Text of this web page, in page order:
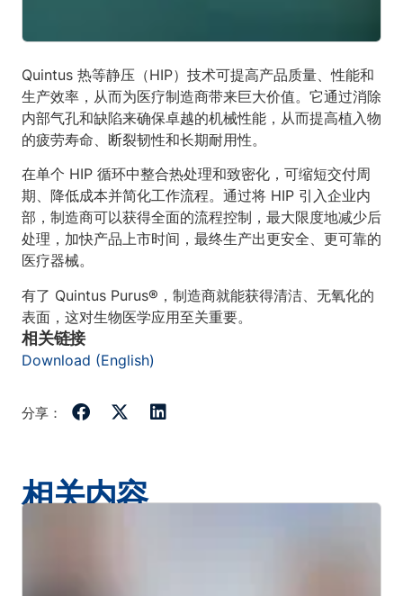
Quintus 热等静压（HIP）技术可提高产品质量、性能和
生产效率，从而为医疗制造商带来巨大价值。它通过消除
内部气孔和缺陷来确保卓越的机械性能，从而提高植入物
的疲劳寿命、断裂韧性和长期耐用性。
在单个 HIP 循环中整合热处理和致密化，可缩短交付周
期、降低成本并简化工作流程。通过将 HIP 引入企业内
部，制造商可以获得全面的流程控制，最大限度地减少后
处理，加快产品上市时间，最终生产出更安全、更可靠的
医疗器械。
有了 Quintus Purus®，制造商就能获得清洁、无氧化的
表面，这对生物医学应用至关重要。
相关链接
Download (English)
分享：
相关内容